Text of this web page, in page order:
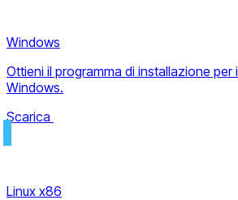
Windows
Ottieni il programma di installazione per
Windows.
Scarica
Linux x86